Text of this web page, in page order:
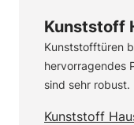
Kunststoff
Kunststofftüren
hervorragendes
sind sehr robust.
Kunststoff